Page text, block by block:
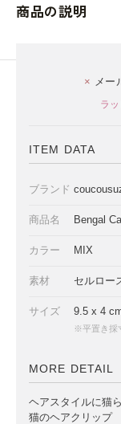
商品の説明
× メ
ラ
ITEM DATA
ブランド
商品名 Bengal
カラー MIX
素材 セルロー
サイズ 9.5 x 4
※平置き採
MORE DETAIL
ヘアスタイルに猫
猫のヘアクリップ